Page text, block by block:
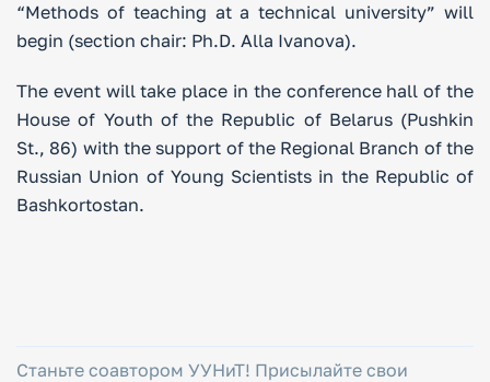
“Methods of teaching at a technical university” will
begin (section chair: Ph.D. Alla Ivanova).
The event will take place in the conference hall of the
House of Youth of the Republic of Belarus (Pushkin
St., 86) with the support of the Regional Branch of the
Russian Union of Young Scientists in the Republic of
Bashkortostan.
Станьте соавтором УУНиТ! Присылайте свои